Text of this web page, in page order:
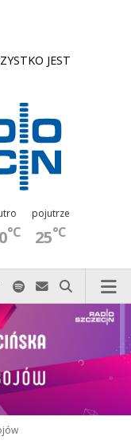
JEST
°C
pojutrze
25°C
nas zadzwoń
Facebook-u
nas na Xnas na Instagram-ie
Odwiedź nas na TikTok-u
Szukaj nas na Spotify
Wyślij do nas
Szukaj